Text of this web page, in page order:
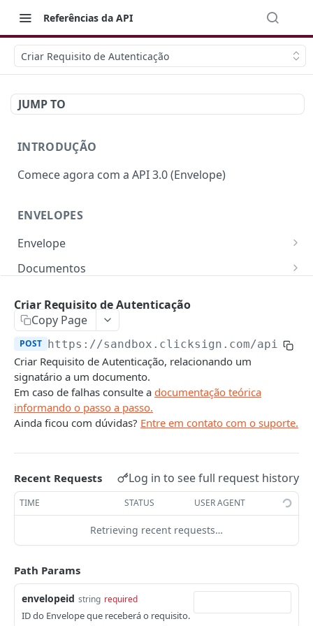
Referências da API
Criar Requisito de Autenticação
JUMP TO
INTRODUÇÃO
Comece agora com a API 3.0 (Envelope)
ENVELOPES
Envelope
Campos e Regras de Negócio
Listar Envelopes
Ativar e Editar Envelope PATCH
Detalhes do Envelope
Excluir Envelope
Documentos
Listar Documentos
Criar Documento por Upload POST
Criar Documento por Modelo
Criar Documento por Duplicar
Editar Documento
Campos e Regras de Negócio
Listar Signatários
GET
Criar Signatário
Detalhes do Signatário
Excluir Signatário
Requisitos
Listar Requisitos
GET
Criar Requisito de Qualificação
Criar Requisito de Autenticação
Criar Requisito de Rubrica POST
Excluir Requisito
Observadores de Assinaturas
Listar Observadores do Envelope
Criar Observador da Assinatura POST
Excluir Observador
Campos e Regras de Negócio
Campos e Regras de Negócio
Notificar um Signatário
Notificar Signatários do Envelope
COMPLEMENTARES
Eventos
Eventos de um Documento
GET
Webhooks
Criar Requisito de Autenticação
Copy Page
POST https://sandbox.clicksign.com/api/v3
Criar Requisito de Autenticação, relacionando um
signatário a um documento.
Em caso de falhas consulte a documentação teórica
informando o passo a passo.
Ainda ficou com dúvidas? Entre em contato com o suporte.
Recent Requests Log in to see full request history
TIME STATUS USER AGENT
Retrieving recent requests…
Path Params
envelopeid string required
ID do Envelope que receberá o requisito.